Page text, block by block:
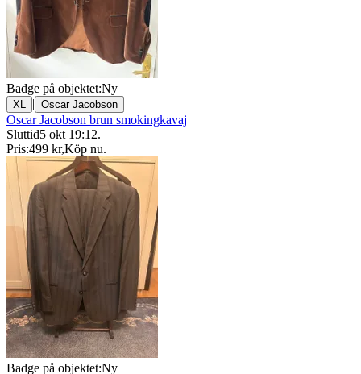
Badge på objektet:Ny
XL | Oscar Jacobson
Oscar Jacobson brun smokingkavaj
Sluttid5 okt 19:12.
Pris:499 kr,Köp nu.
Badge på objektet:Ny